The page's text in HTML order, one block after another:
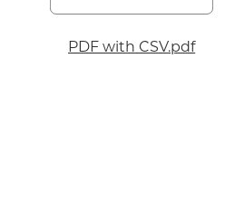
PDF with CSV.pdf